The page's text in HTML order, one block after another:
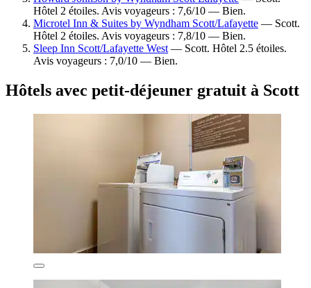
Hôtel 2 étoiles. Avis voyageurs : 7,6/10 — Bien.
Microtel Inn & Suites by Wyndham Scott/Lafayette — Scott.
Hôtel 2 étoiles. Avis voyageurs : 7,8/10 — Bien.
Sleep Inn Scott/Lafayette West — Scott. Hôtel 2.5 étoiles.
Avis voyageurs : 7,0/10 — Bien.
Hôtels avec petit-déjeuner gratuit à Scott